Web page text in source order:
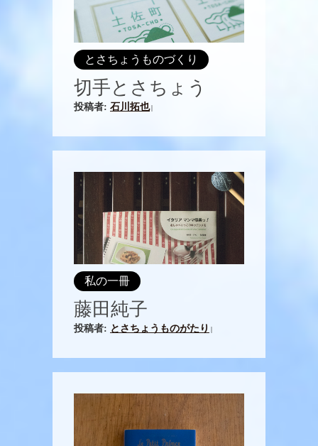
とさちょうものづくり
切手とさちょう
投稿者: 石川拓也|
私の一冊
藤田純子
投稿者: とさちょうものがたり